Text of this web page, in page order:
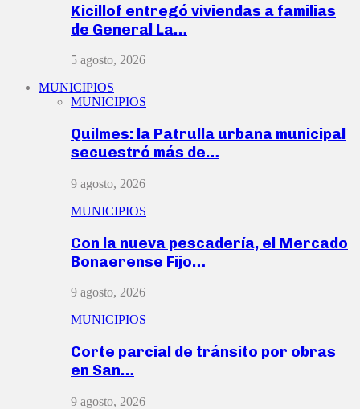
Kicillof entregó viviendas a familias
de General La…
5 agosto, 2026
MUNICIPIOS
MUNICIPIOS
Quilmes: la Patrulla urbana municipal
secuestró más de…
9 agosto, 2026
MUNICIPIOS
Con la nueva pescadería, el Mercado
Bonaerense Fijo…
9 agosto, 2026
MUNICIPIOS
Corte parcial de tránsito por obras
en San…
9 agosto, 2026